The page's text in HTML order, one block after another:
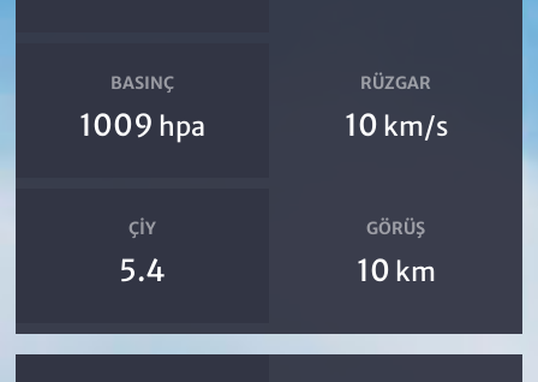
BASINÇ
1009 hpa
RÜZGAR
10 km/s
ÇIY
5.4
GÖRÜŞ
10 km